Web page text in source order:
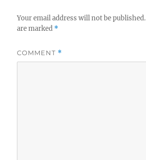
Your email address will not be published.
are marked *
COMMENT *